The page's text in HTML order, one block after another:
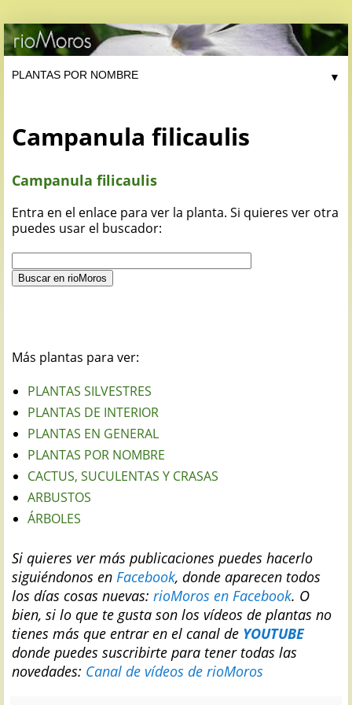
▼
Campanula filicaulis
Campanula filicaulis
Entra en el enlace para ver la planta. Si quieres ver otra
puedes usar el buscador:
Más plantas para ver:
PLANTAS SILVESTRES
PLANTAS DE INTERIOR
PLANTAS EN GENERAL
PLANTAS POR NOMBRE
CACTUS, SUCULENTAS Y CRASAS
ARBUSTOS
ÁRBOLES
Si quieres ver más publicaciones puedes hacerlo
siguiéndonos en Facebook, donde aparecen todos
los días cosas nuevas: rioMoros en Facebook. O
bien, si lo que te gusta son los vídeos de plantas no
tienes más que entrar en el canal de YOUTUBE
donde puedes suscribirte para tener todas las
novedades: Canal de vídeos de rioMoros